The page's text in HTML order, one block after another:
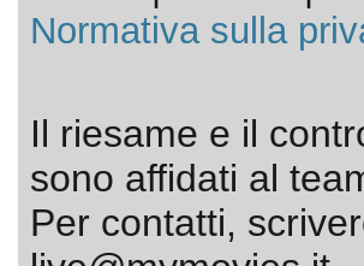
Normativa sulla
Il riesame e il
sono affidati al
Per contatti,